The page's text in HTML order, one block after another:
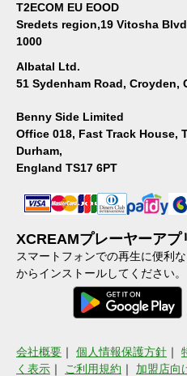
T2ECOM EU EOOD
Sredets region,19 Vitosha
1000
Albatal Ltd.
51 Sydenham Road, Croyden,
Benny Side Limited
Office 018, Fast Track House,
Durham,
England TS17 6PT
XCREAMプレーヤーアプ
スマートフォンでの再生に便利
からインストールしてください。
会社概要 ｜ 個人情報保護方針 ｜
く表示 ｜ ご利用規約 ｜ 加盟店向